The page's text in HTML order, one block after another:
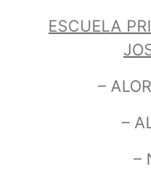
ESCUELA
–
–
–